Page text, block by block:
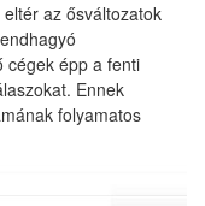
az ősváltozatok
cégek épp a fenti
Ennek
folyamatos